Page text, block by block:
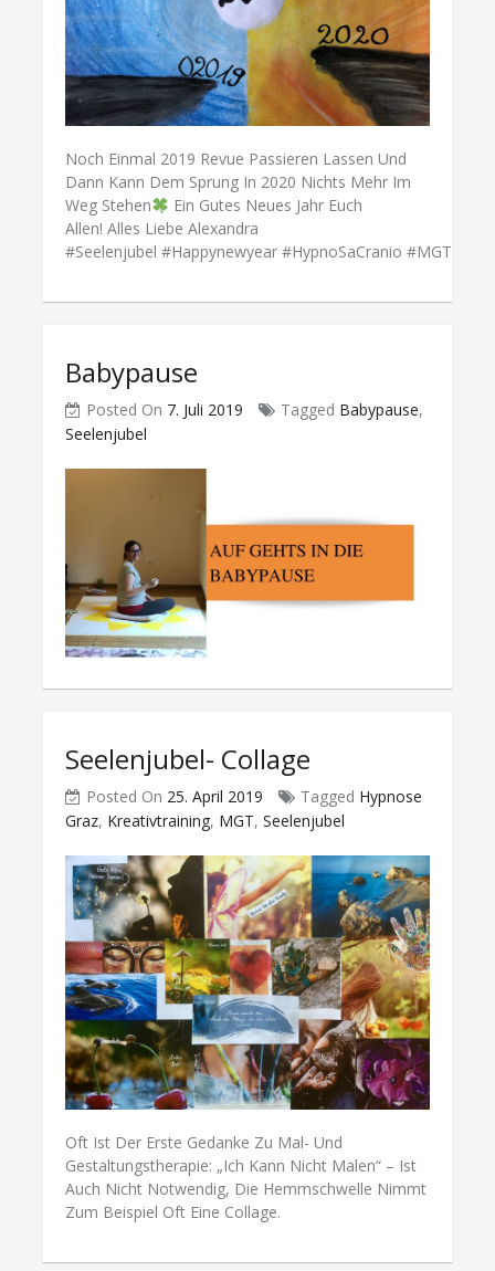
Noch Einmal 2019 Revue Passieren Lassen Und
Dann Kann Dem Sprung In 2020 Nichts Mehr Im
Weg Stehen
Ein Gutes Neues Jahr Euch
Allen! Alles Liebe Alexandra
#seelenjubel #happynewyear #HypnoSaCranio #MGT
Babypause
Posted On 7. Juli 2019 Tagged Babypause,
Seelenjubel
Seelenjubel- Collage
Posted On 25. April 2019 Tagged Hypnose
Graz, Kreativtraining, MGT, Seelenjubel
Oft Ist Der Erste Gedanke Zu Mal- Und
Gestaltungstherapie: „Ich Kann Nicht Malen“ – Ist
Auch Nicht Notwendig, Die Hemmschwelle Nimmt
Zum Beispiel Oft Eine Collage.